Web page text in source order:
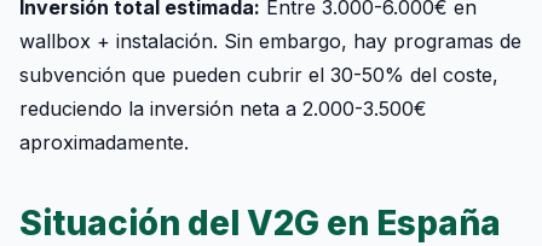
Inversión total estimada: Entre 3.000-6.000€ en
wallbox + instalación. Sin embargo, hay programas de
subvención que pueden cubrir el 30-50% del coste,
reduciendo la inversión neta a 2.000-3.500€
aproximadamente.
Situación del V2G en España